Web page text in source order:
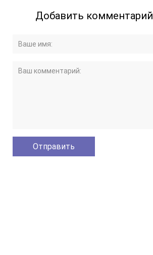
Добавить комментарий